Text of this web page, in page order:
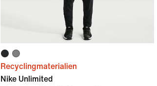
Recyclingmaterialien
Nike Unlimited